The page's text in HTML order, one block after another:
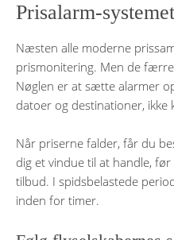
Prisalarm-
Næsten alle moderne
prismonitering. Men de
Nøglen er at sætte alarmer
datoer og destinationer,
Når priserne falder, får du
dig et vindue til at handle,
tilbud. I spidsbelastede
inden for timer.